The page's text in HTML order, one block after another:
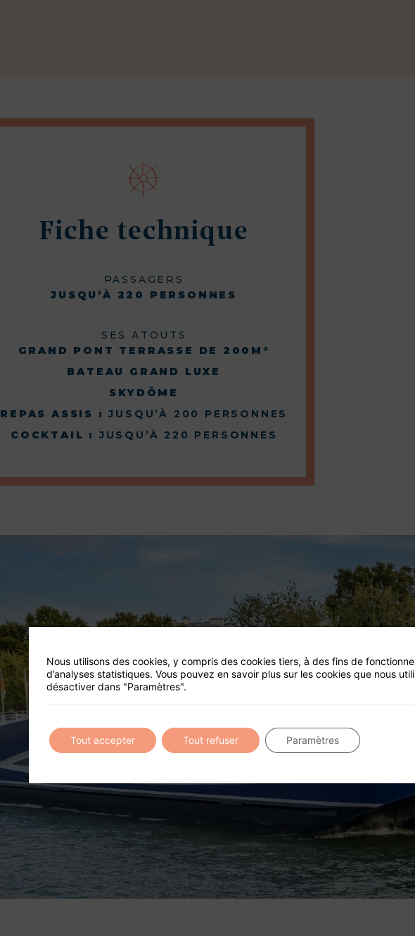
Fiche technique
PASSAGERS
JUSQU’À 220 PERSONNES
SES ATOUTS
GRAND PONT TERRASSE DE 200M²
BATEAU GRAND LUXE
SKYDÔME
REPAS ASSIS :JUSQU’À 200 PERSONNES
COCKTAIL :
JUSQU’À 220 PERSONNES
Nous utilisons des cookies, y compris des cookies tiers, à des fins de
d’analyses statistiques. Vous pouvez en savoir plus sur les cookies que nous
désactiver dans "Paramètres".
Tout accepter Tout refuser Paramètres